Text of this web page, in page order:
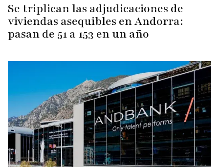
Se triplican las adjudicaciones de
viviendas asequibles en Andorra:
pasan de 51 a 153 en un año